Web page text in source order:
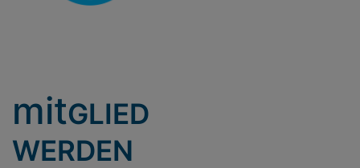
mitGLIED
WERDEN